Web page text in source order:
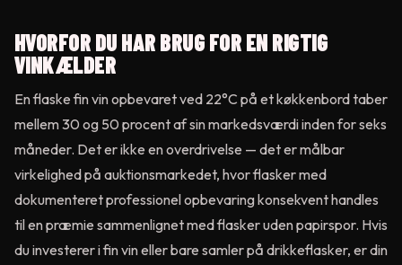
HVORFOR DU HAR BRUG FOR EN RIGTIG
VINKÆLDER
En flaske fin vin opbevaret ved 22°C på et køkkenbord taber
mellem 30 og 50 procent af sin markedsværdi inden for seks
måneder. Det er ikke en overdrivelse — det er målbar
virkelighed på auktionsmarkedet, hvor flasker med
dokumenteret professionel opbevaring konsekvent handles
til en præmie sammenlignet med flasker uden papirspor. Hvis
du investerer i fin vin eller bare samler på drikkeflasker, er din